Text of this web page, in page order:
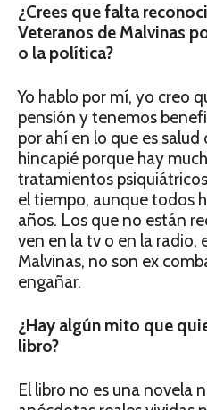
¿Crees que falta
Veteranos de Malvinas
o la política?
Yo hablo por mí, yo creo
pensión y tenemos
por ahí en lo que es
hincapié porque hay
tratamientos
el tiempo, aunque todos
años. Los que no están
ven en la tv o en la radio,
Malvinas, no son ex
engañar.
¿Hay algún mito que
libro?
El libro no es una novela